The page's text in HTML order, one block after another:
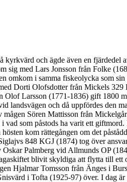
och ägde även en
sig med Lars Jonsson från Folke
i samma fiskeolycka som
Dorti Olofsdotter från Mickels
Olof Larsson (1771-1836) gift
landsvägen och då uppfördes
mågen Sören Mattisson från
som påstods ha varit ett
kom rättegången om det
848 KGJ (1874) tog över
Oskar Palmberg vid Allmunds OP
blivit skyldiga att flytta till
Hjalmar Tomsson från Änges i
i Tofta (1925-97) över. I dag